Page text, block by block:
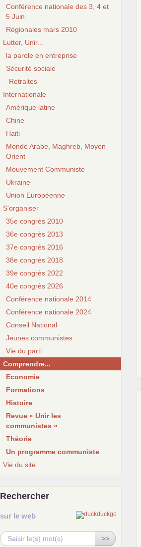
Conférence nationale des 3, 4 et
5 Juin
Régionales mars 2010
Lutter, Unir...
la parole en entreprise
Sécurité sociale
Retraites
Internationale
Amérique latine
Chine
Haiti
Monde Arabe, Maghreb, Moyen-
Orient
Mouvement Communiste
Ukraine
Union Européenne
S’organiser
35e congrès 2010
36e congrès 2013
37e congrès 2016
38e congrès 2018
39e congrès 2022
40e congrès 2026
Conférence nationale 2014
Conférence nationale 2024
Conseil National
Jeunes communistes
Vie du parti
Comprendre...
Economie
Formations
Histoire
Revue « Unir les
communistes »
Théorie
Un programme communiste
Vie du site
Rechercher
sur le web
>>